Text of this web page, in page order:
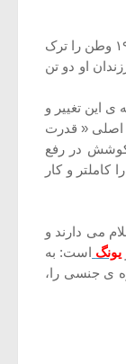
آلفرد آدلر و فروید هر دو در شهر وین به روان پزشکی اشتغال داشتند. ولی قطع رابطه آنها که از سال ۱۹۱۱ شروع شده بود همچنان باقی ماند. آدلر پس از تسلط نازیها بر اطریش در سال ۱۹۳۵ وطن را ترک
او دو تن
ی این تغییر و
اصلی « قدرت
کوشش در رفع
و کار
می دارند و
یونگ
است: به
ی جنسی را،